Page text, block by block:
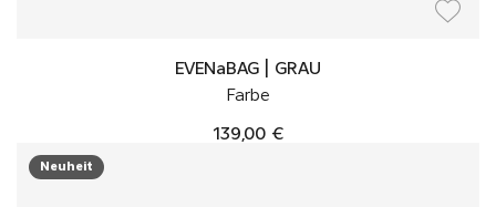
EVENaBAG | GRAU
Farbe
139,00 €
Neuheit